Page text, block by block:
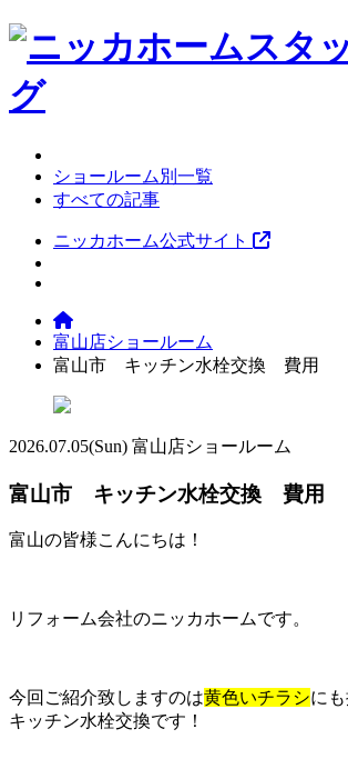
ショールーム別一覧
すべての記事
ニッカホーム公式サイト
富山店ショールーム
富山市 キッチン水栓交換 費用
2026.07.05(Sun) 富山店ショールーム
富山市 キッチン水栓交換 費用
富山の皆様こんにちは！
リフォーム会社のニッカホームです。
今回ご紹介致しますのは黄色いチラシに
キッチン水栓交換です！